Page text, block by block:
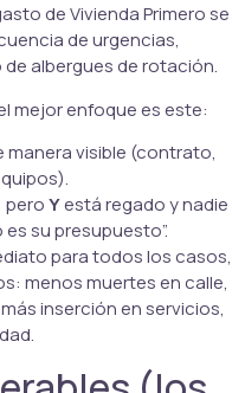
de Vivienda Primero se
de urgencias,
albergues de rotación.
mejor enfoque es este:
manera visible (contrato,
peroYestá regado y nadie
su presupuesto”.
para todos los casos,
menos muertes en calle,
inserción en servicios,